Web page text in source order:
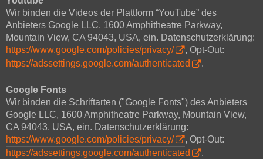
Wir binden die Videos der Plattform “YouTube” des
Anbieters Google LLC, 1600 Amphitheatre Parkway,
Mountain View, CA 94043, USA, ein. Datenschutzerklärung:
https://www.google.com/policies/privacy/
, Opt-Out:
https://adssettings.google.com/authenticated
.
Google Fonts
Wir binden die Schriftarten ("Google Fonts") des Anbieters
Google LLC, 1600 Amphitheatre Parkway, Mountain View,
CA 94043, USA, ein. Datenschutzerklärung:
https://www.google.com/policies/privacy/
, Opt-Out:
https://adssettings.google.com/authenticated
.